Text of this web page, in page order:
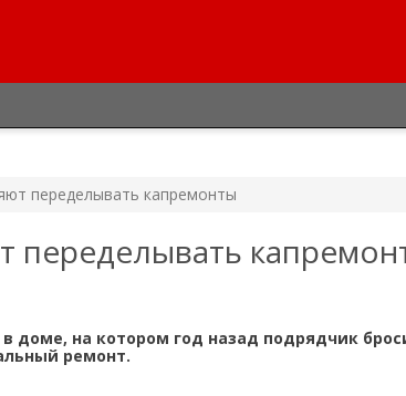
переделывать капремонты
переделывать
доме, на котором год назад подрядчик
ремонт.